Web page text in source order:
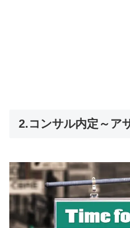
2.コンサル内定～ア